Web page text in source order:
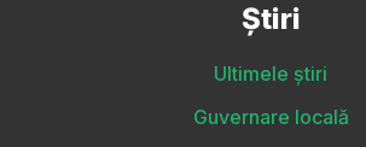
Știri
Ultimele știri
Guvernare locală